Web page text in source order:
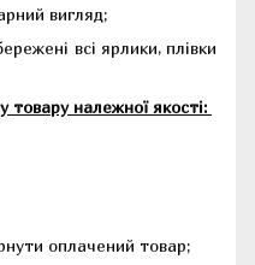
вигляд;
всі ярлики, плівки
належної якості:
оплачений товар;